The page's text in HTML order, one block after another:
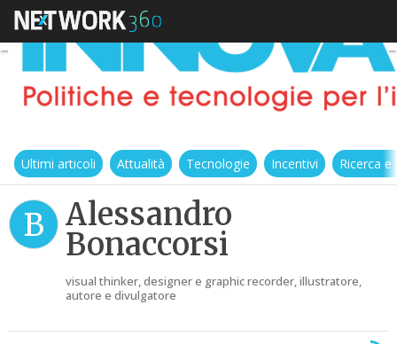
Ultimi articoli Attualità Tecnologie Incentivi Ricerca
B
Alessandro
Bonaccorsi
visual thinker, designer e graphic recorder, illustratore,
autore e divulgatore